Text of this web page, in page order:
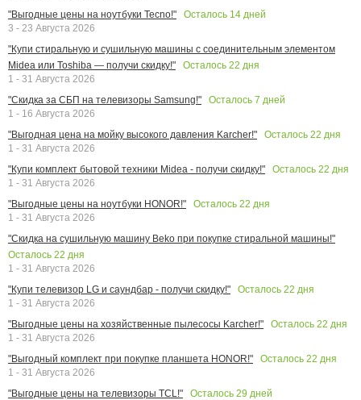
"Выгодные цены на ноутбуки Tecno!"
Осталось 14 дней
3 - 23 Августа 2026
"Купи стиральную и сушильную машины с соединительным элементом
Midea или Toshiba — получи скидку!"
Осталось 22 дня
1 - 31 Августа 2026
"Скидка за СБП на телевизоры Samsung!"
Осталось 7 дней
1 - 16 Августа 2026
"Выгодная цена на мойку высокого давления Karcher!"
Осталось 22 дня
1 - 31 Августа 2026
"Купи комплект бытовой техники Midea - получи скидку!"
Осталось 22 дня
1 - 31 Августа 2026
"Выгодные цены на ноутбуки HONOR!"
Осталось 22 дня
1 - 31 Августа 2026
"Скидка на сушильную машину Beko при покупке стиральной машины!"
Осталось 22 дня
1 - 31 Августа 2026
"Купи телевизор LG и саундбар - получи скидку!"
Осталось 22 дня
1 - 31 Августа 2026
"Выгодные цены на хозяйственные пылесосы Karcher!"
Осталось 22 дня
1 - 31 Августа 2026
"Выгодный комплект при покупке планшета HONOR!"
Осталось 22 дня
1 - 31 Августа 2026
"Выгодные цены на телевизоры TCL!"
Осталось 29 дней